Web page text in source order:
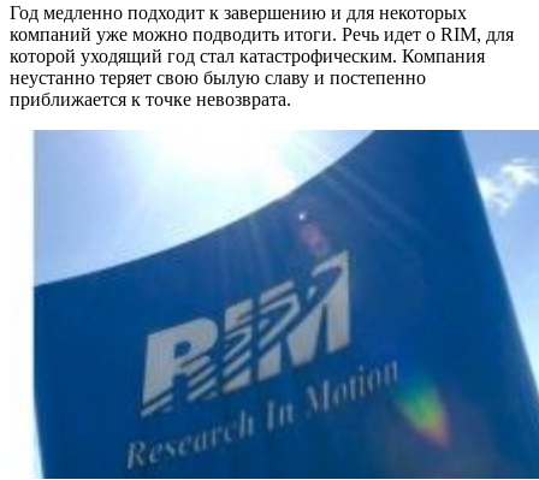
Год медленно подходит к завершению и для некоторых
компаний уже можно подводить итоги. Речь идет о RIM, для
которой уходящий год стал катастрофическим. Компания
неустанно теряет свою былую славу и постепенно
приближается к точке невозврата.